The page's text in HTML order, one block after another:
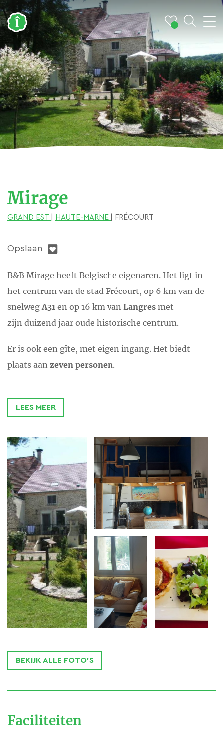
Mirage
GRAND EST HAUTE-MARNE | FRÉCOURT
Opslaan
B&B Mirage heeft Belgische eigenaren. Het ligt in
het centrum van de stad Frécourt, op 6 km van de
snelwegA31 en op 16 km van Langres met
zijn duizend jaar oude historische centrum.
Er is ook een gîte, met eigen ingang. Het biedt
plaats aan zeven personen.
en gezelschapspelletjes in de tuin.
gehuurd.
Mocht je dat willen, dan wordt op aanvraag een
dinervoor je bereid.
LEES MEER
BEKIJK ALLE FOTO'S
Faciliteiten